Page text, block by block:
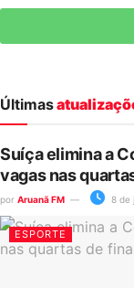
Últimas
Suíça elimina a
vagas nas
por Aruanã FM 8 de
ESPORTE